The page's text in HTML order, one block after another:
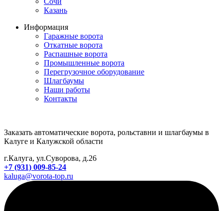
Казань
Информация
Гаражные ворота
Откатные ворота
Распашные ворота
Промышленные ворота
Перегрузочное оборудование
Шлагбаумы
Наши работы
Контакты
Заказать автоматические ворота, рольставни и шлагбаумы в
Калуге и Калужской области
г.Калуга, ул.Суворова, д.26
+7 (931) 009-85-24
kaluga@vorota-top.ru